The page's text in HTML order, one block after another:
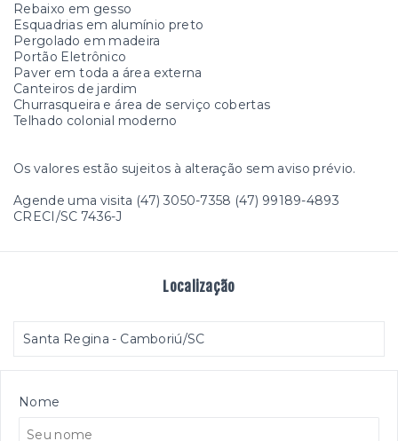
Rebaixo em gesso
Esquadrias em alumínio preto
Pergolado em madeira
Portão Eletrônico
Paver em toda a área externa
Canteiros de jardim
Churrasqueira e área de serviço cobertas
Telhado colonial moderno
Os valores estão sujeitos à alteração sem aviso prévio.
Agende uma visita (47) 3050-7358 (47) 99189-4893
CRECI/SC 7436-J
Localização
Santa Regina - Camboriú/SC
Nome